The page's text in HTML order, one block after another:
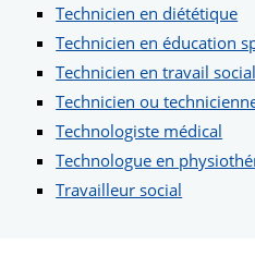
Technicien en diététique
Technicien en éducation
Technicien en travail social
Technicien ou
Technologiste médical
Technologue en
Travailleur social